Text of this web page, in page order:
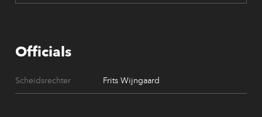
Officials
Scheidsrechter Frits Wijngaard